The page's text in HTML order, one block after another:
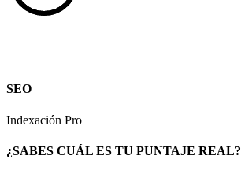
SEO
Indexación Pro
¿SABES CUÁL ES TU PUNTAJE REAL?